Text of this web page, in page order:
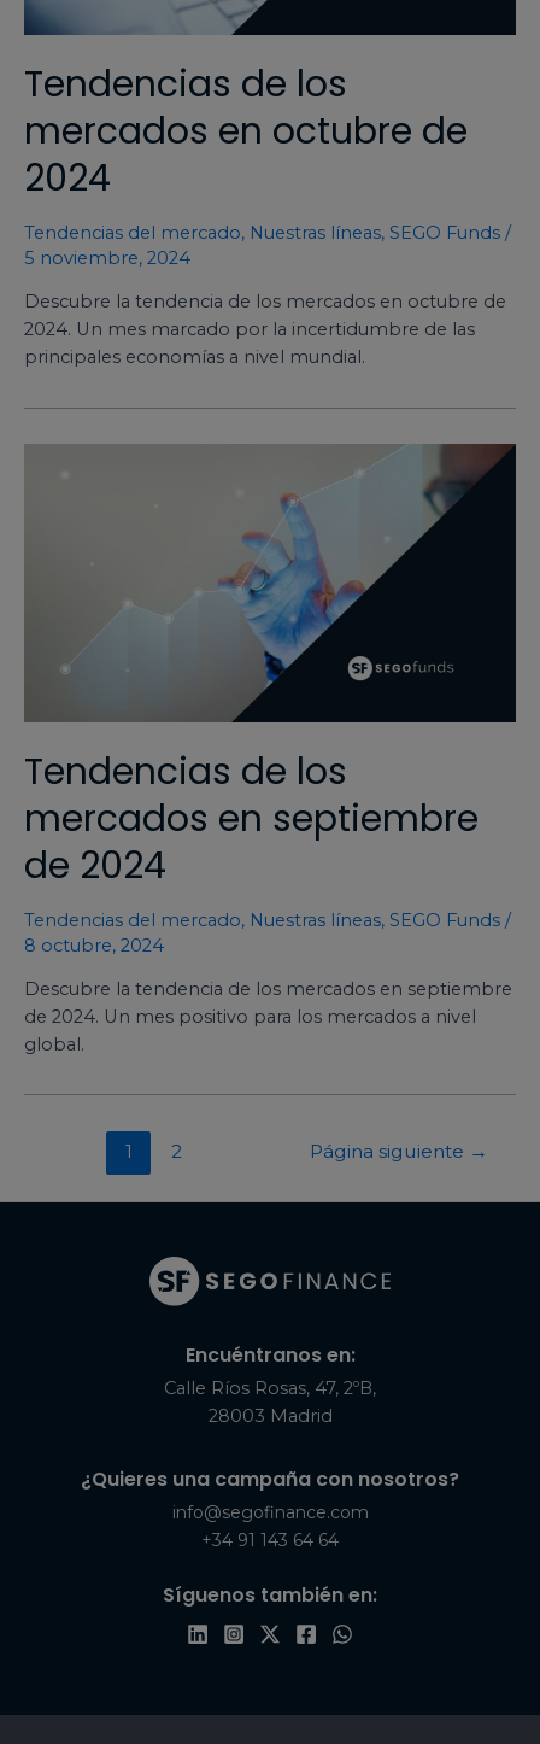
Tendencias de los
mercados en octubre de
2024
Tendencias del mercado, Nuestras líneas, SEGO Funds /
5 noviembre, 2024
Descubre la tendencia de los mercados en octubre de
2024. Un mes marcado por la incertidumbre de las
principales economías a nivel mundial.
Tendencias de los
mercados en septiembre
de 2024
Tendencias del mercado, Nuestras líneas, SEGO Funds /
8 octubre, 2024
Descubre la tendencia de los mercados en septiembre
de 2024. Un mes positivo para los mercados a nivel
global.
1 2 Página siguiente →
Encuéntranos en:
Calle Ríos Rosas, 47, 2ºB,
28003 Madrid
¿Quieres una campaña con nosotros?
info@segofinance.com
+34 91 143 64 64
Síguenos también en: